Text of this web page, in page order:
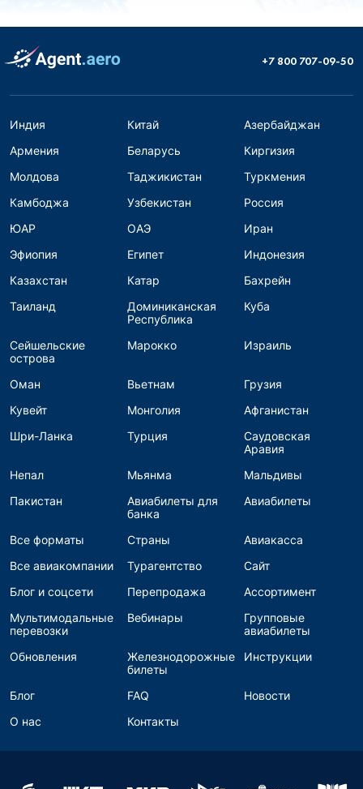
+7 800 707-09-50
Индия Китай
Азербайджан
Армения
Беларусь
Киргизия
Молдова
Таджикистан
Туркмения
Камбоджа
Узбекистан
Россия
ЮАР
ОАЭ
Иран
Эфиопия
Египет
Индонезия
Казахстан
Катар
Бахрейн
Таиланд
Доминиканская
Республика
Куба
Сейшельские
острова
Марокко Израиль
Оман Вьетнам
Грузия
Кувейт
Монголия
Афганистан
Шри-Ланка
Турция
Саудовская
Аравия
Непал
Мьянма
Мальдивы
Пакистан
Авиабилеты для
банка
Авиабилеты
Все форматы Страны
Авиакасса
Все авиакомпании
Турагентство
Сайт
Блог и соцсети
Перепродажа
Ассортимент
Мультимодальные
перевозки
Вебинары
Групповые
авиабилеты
Обновления
Железнодорожные
билеты
Инструкции
Блог FAQ
Новости
О нас
Контакты